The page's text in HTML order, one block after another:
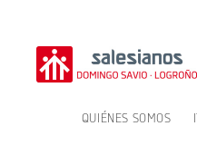
contenido
QUIÉNES SOMOS